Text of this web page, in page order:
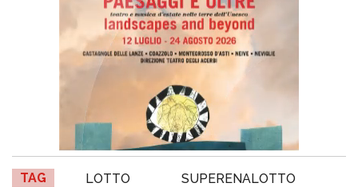
TAG LOTTO
SUPERENALOTTO